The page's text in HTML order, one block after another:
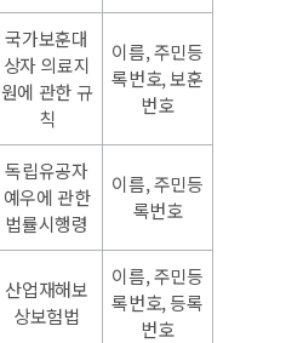
국가보훈대
상자 의료지
원에 관한 규
칙
이름, 주민등
록번호, 보훈
번호
독립유공자
예우에 관한
법률시행령
이름, 주민등
록번호
산업재해보
상보험법
이름, 주민등
록번호, 등록
번호